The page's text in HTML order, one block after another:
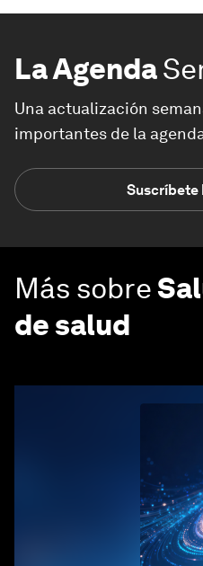
La Agenda
Una actualización
importantes de la
Suscríbete
Más sobre
de salud